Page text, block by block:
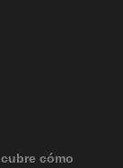
cómo